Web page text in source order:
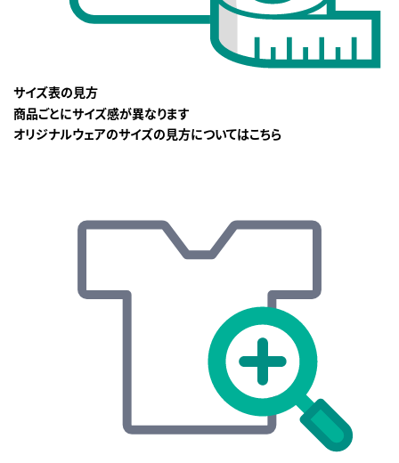
サイズ表の見方
商品ごとにサイズ感が異なります
オリジナルウェアのサイズの見方についてはこちら